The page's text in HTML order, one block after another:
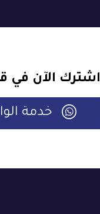
اشترك الآن في
خدمة